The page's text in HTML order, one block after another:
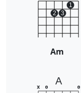
2 3
1
Am
A
x o o